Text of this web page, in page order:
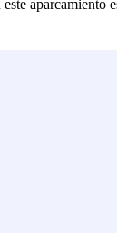
aparcamiento